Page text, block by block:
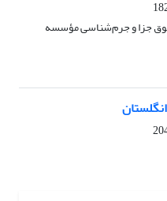
جزا و جرم‌شناسی‌ مؤسسه‌